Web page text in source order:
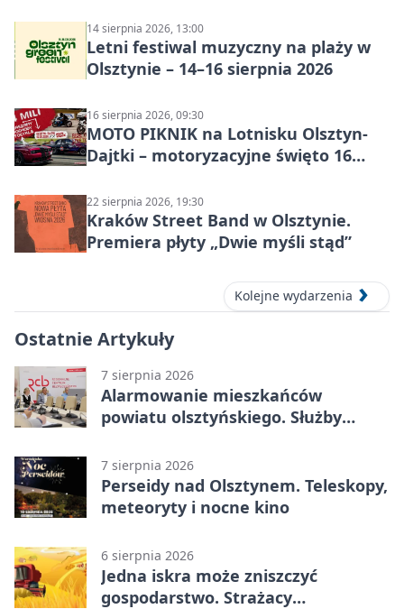
14 sierpnia 2026, 13:00
Letni festiwal muzyczny na plaży w
Olsztynie – 14–16 sierpnia 2026
16 sierpnia 2026, 09:30
MOTO PIKNIK na Lotnisku Olsztyn-
Dajtki – motoryzacyjne święto 16
22 sierpnia 2026, 19:30
Kraków Street Band w Olsztynie.
Premiera płyty „Dwie myśli stąd”
Kolejne wydarzenia
Ostatnie Artykuły
7 sierpnia 2026
Alarmowanie mieszkańców
powiatu olsztyńskiego. Służby
7 sierpnia 2026
Perseidy nad Olsztynem. Teleskopy,
meteoryty i nocne kino
6 sierpnia 2026
Jedna iskra może zniszczyć
gospodarstwo. Strażacy